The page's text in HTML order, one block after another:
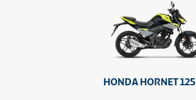
HONDA HORNET 125